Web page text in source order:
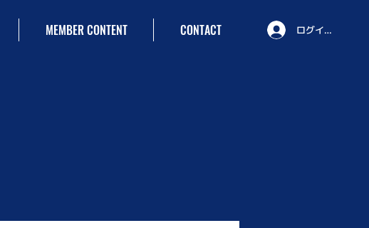
MEMBER CONTENT CONTACT ログイン